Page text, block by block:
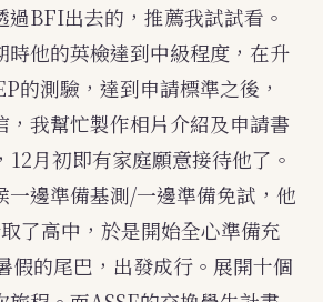
過BFI出去的，推薦我試試看。
時他的英檢達到中級程度，在升
的測驗，達到申請標準之後，
，我幫忙製作相片介紹及申請書
12月初即有家庭願意接待他了。
一邊準備基測/一邊準備免試，他
了高中，於是開始全心準備充
假的尾巴，出發成行。展開十個